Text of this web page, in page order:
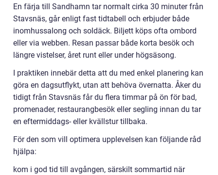
En färja till Sandhamn tar normalt cirka 30 minuter från
Stavsnäs, går enligt fast tidtabell och erbjuder både
inomhussalong och soldäck. Biljett köps ofta ombord
eller via webben. Resan passar både korta besök och
längre vistelser, året runt eller under högsäsong.
I praktiken innebär detta att du med enkel planering kan
göra en dagsutflykt, utan att behöva övernatta. Åker du
tidigt från Stavsnäs får du flera timmar på ön för bad,
promenader, restaurangbesök eller segling innan du tar
en eftermiddags- eller kvällstur tillbaka.
För den som vill optimera upplevelsen kan följande råd
hjälpa:
kom i god tid till avgången, särskilt sommartid när